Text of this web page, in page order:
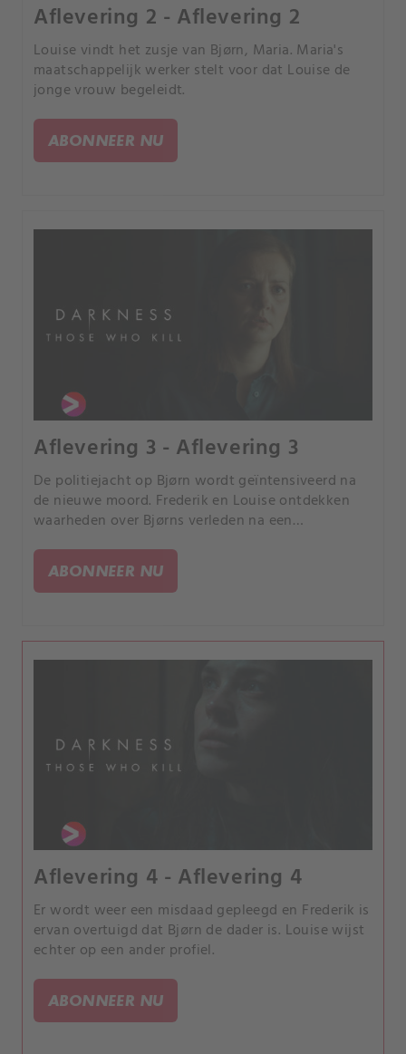
Aflevering 2 - Aflevering 2
Louise vindt het zusje van Bjørn, Maria. Maria's
maatschappelijk werker stelt voor dat Louise de
jonge vrouw begeleidt.
ABONNEER NU
Aflevering 3 - Aflevering 3
De politiejacht op Bjørn wordt geïntensiveerd na
de nieuwe moord. Frederik en Louise ontdekken
waarheden over Bjørns verleden na een
ABONNEER NU
Aflevering 4 - Aflevering 4
Er wordt weer een misdaad gepleegd en Frederik is
ervan overtuigd dat Bjørn de dader is. Louise wijst
echter op een ander profiel.
ABONNEER NU